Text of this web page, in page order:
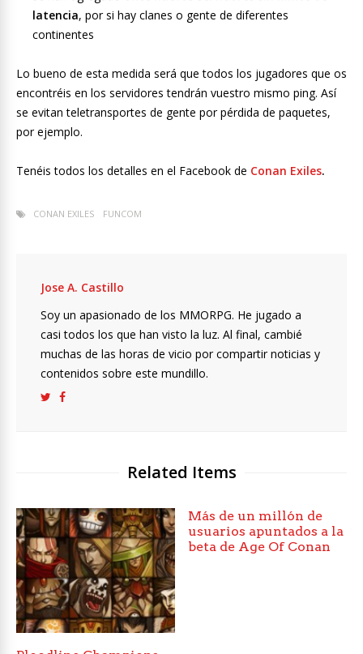
latencia, por si hay clanes o gente de diferentes
continentes
Lo bueno de esta medida será que todos los jugadores que os
encontréis en los servidores tendrán vuestro mismo ping. Así
se evitan teletransportes de gente por pérdida de paquetes,
por ejemplo.
Tenéis todos los detalles en el Facebook de Conan Exiles.
CONAN EXILES FUNCOM
Jose A. Castillo
Soy un apasionado de los MMORPG. He jugado a
casi todos los que han visto la luz. Al final, cambié
muchas de las horas de vicio por compartir noticias y
contenidos sobre este mundillo.
Related Items
Más de un millón de
usuarios apuntados a la
beta de Age Of Conan